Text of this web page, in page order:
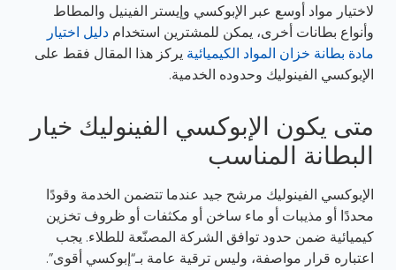
لاختيار مواد أوسع عبر الإبوكسي وإيستر الفينيل والمطاط
وأنواع بطانات أخرى، يمكن للمشترين استخدام دليل اختيار
مادة بطانة خزان المواد الكيميائية يركز هذا المقال فقط على
الإبوكسي الفينوليك وحدوده الخدمية.
متى يكون الإبوكسي الفينوليك خيار
البطانة المناسب
الإبوكسي الفينوليك مرشح جيد عندما تتضمن الخدمة وقودًا
محددًا أو مذيبات أو ماء ساخن أو مكثفات أو ظروف تخزين
كيميائية ضمن حدود توافق الشركة المصنّعة للطلاء. يجب
اعتباره قرار مواصفة، وليس ترقية عامة بـ“إبوكسي أقوى”.